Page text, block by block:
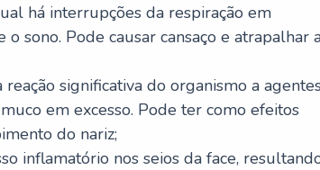
há interrupções da respiração em
sono. Pode causar cansaço e atrapalhar
significativa do organismo a
em excesso. Pode ter como efeitos
do nariz;
inflamatório nos seios da face,